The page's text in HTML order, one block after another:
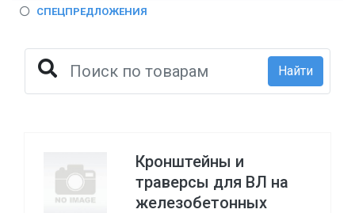
СПЕЦПРЕДЛОЖЕНИЯ
Найти
Кронштейны и
траверсы для ВЛ на
железобетонных